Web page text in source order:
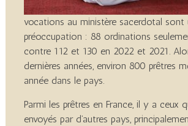
vocations au ministère sacerdotal sont
préoccupation : 88 ordinations
contre 112 et 130 en 2022 et 2021.
dernières années, environ 800 prêtres
année dans le pays.
Parmi les prêtres en France, il y a ceux
envoyés par d’autres pays,